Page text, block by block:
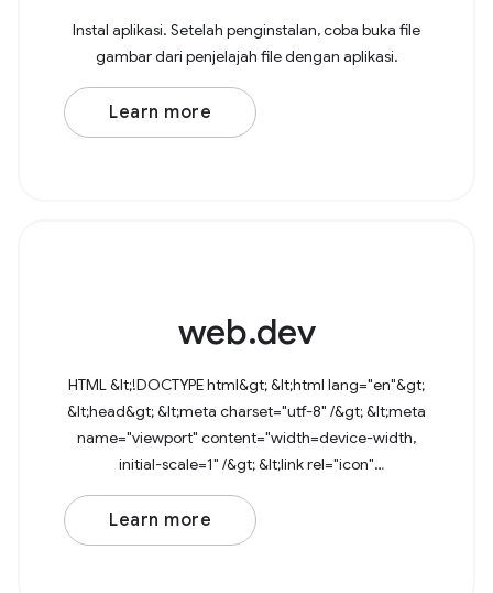
Instal aplikasi. Setelah penginstalan, coba buka file
gambar dari penjelajah file dengan aplikasi.
Learn more
web.dev
HTML &lt;!DOCTYPE html&gt; &lt;html lang="en"&gt;
&lt;head&gt; &lt;meta charset="utf-8" /&gt; &lt;meta
name="viewport" content="width=device-width,
initial-scale=1" /&gt; &lt;link rel="icon"
href="data:image/svg+xml,&lt;svg
Learn more